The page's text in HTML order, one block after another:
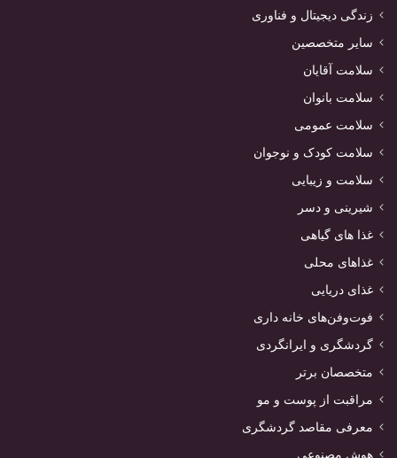
زندگی دیجیتال و فناوری
سایر متخصصین
سلامت آقایان
سلامت بانوان
سلامت عمومی
سلامت کودک و نوجوان
سلامت و زیبایی
شیرینی و دسر
غذا های گیاهی
غذاهای محلی
غذای دریایی
فوت‌وفن‌های خانه داری
گردشگری و ایرانگردی
متخصصان برتر
مراقبت از پوست و مو
معرفی مقاصد گردشگری
هوش مصنوعی